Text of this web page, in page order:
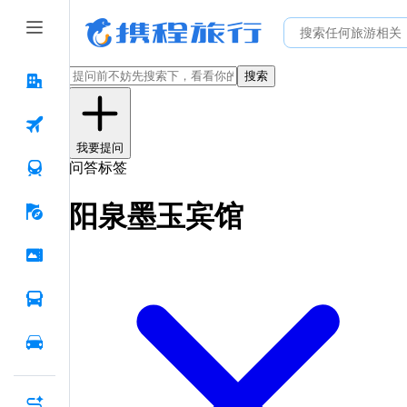
搜索
我要提问
问答标签
阳泉墨玉宾馆